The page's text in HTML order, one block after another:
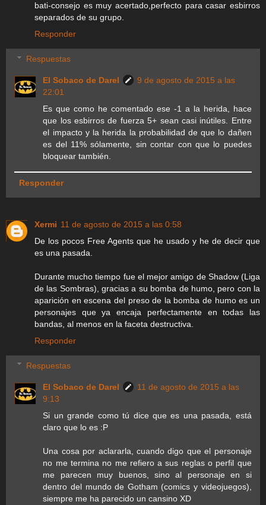
bati-consejo es muy acertado,perfecto para casar esbirros
separados de su grupo.
Responder
Respuestas
El Sobaco de Darel
9 de agosto de 2015 a las
22:01
Es que como he comentado ese -1 a la herida, hace
que los esbirros de fuerza 5+ sean casi inútiles. Entre
el impacto y la herida la probabilidad de que lo dañen
es del 11% sólamente, sin contar con que lo puedes
bloquear también.
Responder
Xermi 11 de agosto de 2015 a las 0:58
De los pocos Free Agents que he usado y he de decir que
es una pasada.
Durante mucho tiempo fue el mejor amigo de Shadow (Liga
de las Sombras), gracias a su bomba de humo, pero con la
aparición en escena del preso de la bomba de humo es un
personajes que ya encaja perfectamente en todas las
bandas, al menos en la faceta destructiva.
Responder
Respuestas
El Sobaco de Darel
11 de agosto de 2015 a las
9:13
Si un grande como tú dice que es una pasada, está
claro que lo es :P
Una cosa por aclararla, cuando digo que el personaje
no me termina no me refiero a sus reglas o perfil que
me parecen muy buenos, sino al personaje en si
dentro del mundo de Gotham (comics y videojuegos),
siempre me ha parecido un cansino XD